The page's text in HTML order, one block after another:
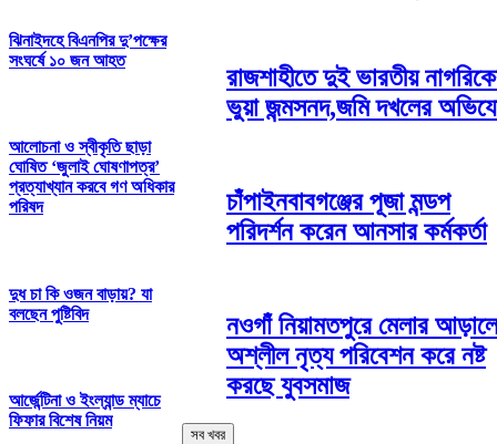
ঝিনাইদহে বিএনপির দু’পক্ষের
সংঘর্ষে ১০ জন আহত
আলোচনা ও স্বীকৃতি ছাড়া
ঘোষিত ‘জুলাই ঘোষণাপত্র’
প্রত্যাখ্যান করবে গণ অধিকার
পরিষদ
দুধ চা কি ওজন বাড়ায়? যা
বলছেন পুষ্টিবিদ
আর্জেন্টিনা ও ইংল্যান্ড ম্যাচে
ফিফার বিশেষ নিয়ম
রাজশাহীতে দুই ভারতীয়
ভুয়া জন্মসনদ,জমি দখলের
চাঁপাইনবাবগঞ্জের পূজা মন্ডপ
পরিদর্শন করেন আনসার কর্মকর্তা
নওগাঁ নিয়ামতপুরে মেলার আড়ালে
অশ্লীল নৃত্য পরিবেশন করে নষ্ট
করছে যুবসমাজ
সব খবর